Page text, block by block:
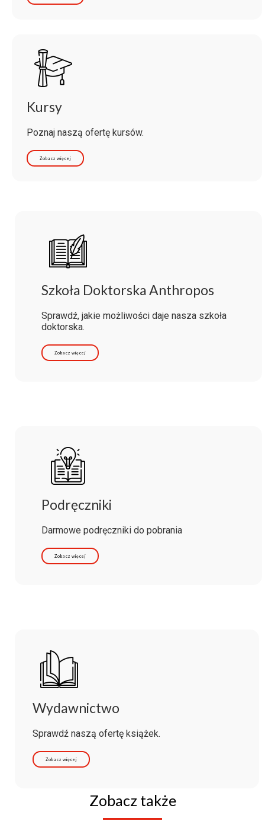
Kursy
Poznaj naszą ofertę kursów.
Zobacz więcej
Szkoła Doktorska Anthropos
Sprawdź, jakie możliwości daje nasza szkoła
doktorska.
Zobacz więcej
Podręczniki
Darmowe podręczniki do pobrania
Zobacz więcej
Wydawnictwo
Sprawdź naszą ofertę książek.
Zobacz więcej
Zobacz także